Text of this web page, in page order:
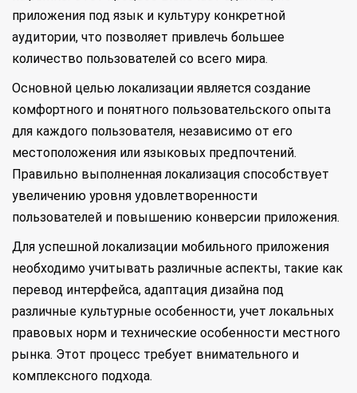
приложения под язык и культуру конкретной
аудитории, что позволяет привлечь большее
количество пользователей со всего мира.
Основной целью локализации является создание
комфортного и понятного пользовательского опыта
для каждого пользователя, независимо от его
местоположения или языковых предпочтений.
Правильно выполненная локализация способствует
увеличению уровня удовлетворенности
пользователей и повышению конверсии приложения.
Для успешной локализации мобильного приложения
необходимо учитывать различные аспекты, такие как
перевод интерфейса, адаптация дизайна под
различные культурные особенности, учет локальных
правовых норм и технические особенности местного
рынка. Этот процесс требует внимательного и
комплексного подхода.